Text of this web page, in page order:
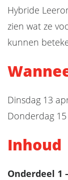
Hybride
zien wat ze
kunnen
Dinsdag 13
Donderdag
Inhoud
Onderdeel 1